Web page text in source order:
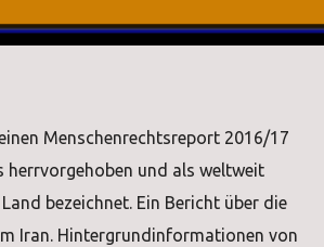
Menschenrechtsreport 2016/17
und als weltweit
bezeichnet. Ein Bericht über die
Iran. Hintergrundinformationen von